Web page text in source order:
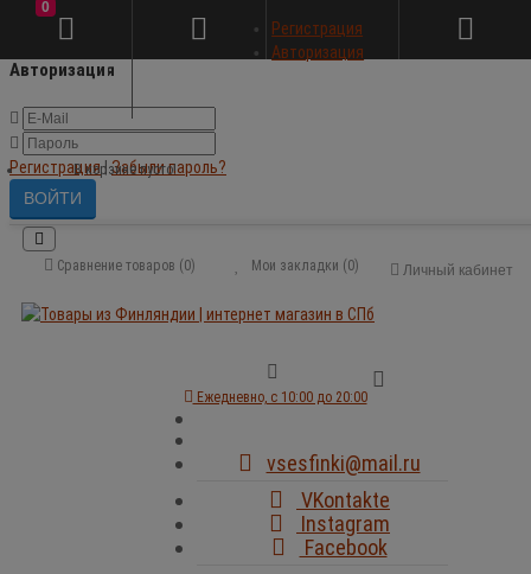
Авторизация
Регистрация|Забыли пароль?
Личный кабинет
Мои закладки (0)
Сравнение товаров (0)
Ежедневно, с 10:00 до 20:00
vsesfinki@mail.ru
VKontakte
Instagram
Facebook
Регистрация
Авторизация
0
В корзине пусто!